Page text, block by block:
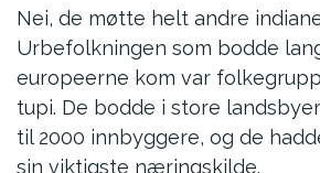
Nei, de møtte helt andre
Urbefolkningen som bodde
europeerne kom var
tupi. De bodde i store
til 2000 innbyggere, og de
sin viktigste næringskilde.